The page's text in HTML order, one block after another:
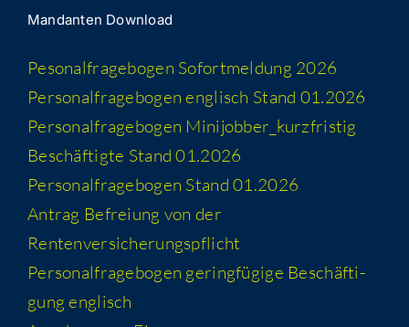
Man­dan­ten Download
Peso­nal­fra­ge­bo­gen Sofort­mel­dung 2026
Per­so­nal­fra­ge­bo­gen eng­lisch Stand 01.2026
Per­so­nal­fra­ge­bo­gen Minijobber_​kurzfristig
Beschäf­tig­te Stand 01.2026
Per­so­nal­fra­ge­bo­gen Stand 01.2026
Antrag Befrei­ung von der
Rentenversicherungspflicht
Per­so­nal­fra­ge­bo­gen gering­fü­gi­ge Beschäf­ti­
gung englisch